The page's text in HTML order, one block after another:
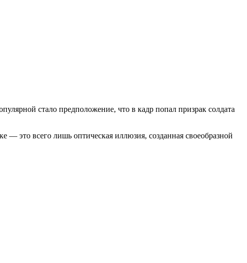
стало предположение, что в кадр попал призрак солдата
— это всего лишь оптическая иллюзия, созданная своеобразной